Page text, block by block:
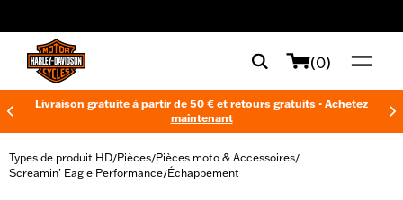
(0)
Livraison gratuite à partir de 50 € et retours gratuits - Achetez
maintenant
Types de produit HD/Pièces/Pièces moto & Accessoires/
Screamin’ Eagle Performance/Échappement